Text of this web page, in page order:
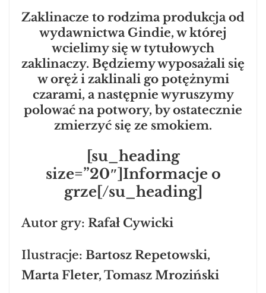
Zaklinacze to rodzima produkcja od
wydawnictwa Gindie, w której
wcielimy się w tytułowych
zaklinaczy. Będziemy wyposażali się
w oręż i zaklinali go potężnymi
czarami, a następnie wyruszymy
polować na potwory, by ostatecznie
zmierzyć się ze smokiem.
[su_heading
size=”20″]Informacje o
grze[/su_heading]
Autor gry: Rafał Cywicki
Ilustracje: Bartosz Repetowski,
Marta Fleter, Tomasz Mroziński